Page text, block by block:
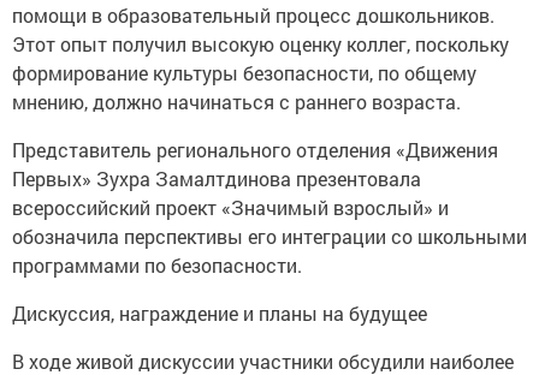
помощи в образовательный процесс дошкольников.
Этот опыт получил высокую оценку коллег, поскольку
формирование культуры безопасности, по общему
мнению, должно начинаться с раннего возраста.
Представитель регионального отделения «Движения
Первых» Зухра Замалтдинова презентовала
всероссийский проект «Значимый взрослый» и
обозначила перспективы его интеграции со школьными
программами по безопасности.
Дискуссия, награждение и планы на будущее
В ходе живой дискуссии участники обсудили наиболее